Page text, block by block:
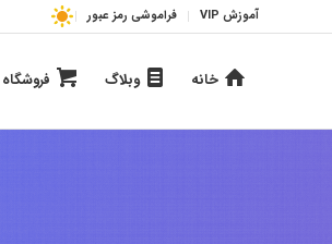
آموزش VIP فراموشی رمز عبور
خانه وبلاگ فروشگاه